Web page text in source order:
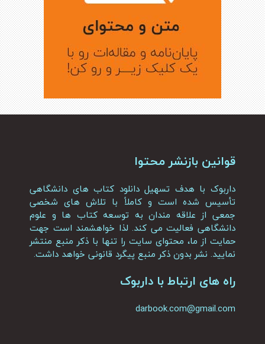
قوانین بازنشر محتوا
داربوک با هدف تسهیل دانلود کتاب های دانشگاهی
تأسیس شده است و کاملاً با تلاش های شخصی
جمعی از علاقه مندان به توسعه کتاب ها و علوم
دانشگاهی فعالیت می کند. لذا خواهشمند است جهت
حمایت از ما، محتوای سایت را تنها با ذکر منبع منتشر
نمایید. نشر بدون ذکر منبع پیگرد قانونی خواهد داشت.
راه های ارتباط با داربوک
darbook.com@gmail.com